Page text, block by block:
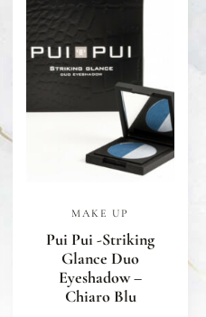
MAKE UP
Pui Pui -Striking
Glance Duo
Eyeshadow –
Chiaro Blu